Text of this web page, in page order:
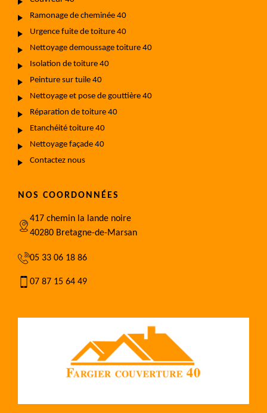
Ramonage de cheminée 40
Urgence fuite de toiture 40
Nettoyage demoussage toiture 40
Isolation de toiture 40
Peinture sur tuile 40
Nettoyage et pose de gouttière 40
Réparation de toiture 40
Etanchéité toiture 40
Nettoyage façade 40
Contactez nous
NOS COORDONNÉES
417 chemin la lande noire
40280 Bretagne-de-Marsan
05 33 06 18 86
07 87 15 64 49